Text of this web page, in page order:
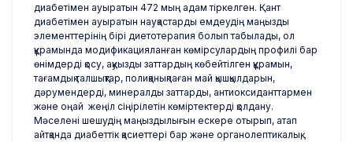
диабетімен ауыратын 472 мың адам тіркелген. Қант
диабетімен ауыратын науқастарды емдеудің маңызды
элементтерінің бірі диетотерапия болып табылады, ол
құрамында модификацияланған көмірсулардың профилі бар
өнімдерді қосу, ақуызды заттардың көбейтілген құрамын,
тағамдық талшықтар, полиқанықпаған май қышқылдарын,
дәрумендерді, минералды заттарды, антиоксиданттармен
және оңай жеңіл сіңірілетін көміртектерді қолдану.
Мәселені шешудің маңыздылығын ескере отырып, атап
айтқанда диабеттік қасиеттері бар және органолептикалық,